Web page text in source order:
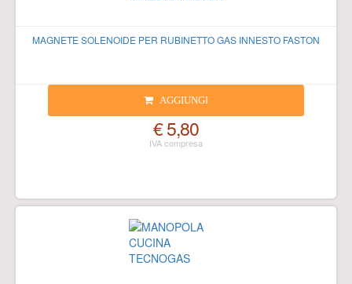
MAGNETE SOLENOIDE PER RUBINETTO GAS INNESTO FASTON
AGGIUNGI
€ 5,80